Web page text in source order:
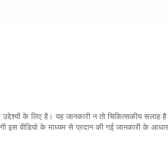
के लिए है। यह जानकारी न तो चिकित्सकीय सलाह
वीडियो के माध्यम से प्रदान की गई जानकारी के आधार